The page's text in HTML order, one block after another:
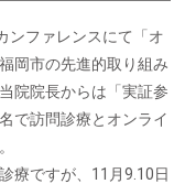
ンファレンスにて「オ
岡市の先進的取り組み
院院長からは「実証参
で訪問診療とオンライ
療ですが、11月9.10日